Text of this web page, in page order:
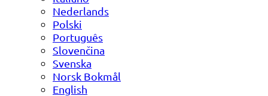
Nederlands
Polski
Português
Slovenčina
Svenska
Norsk Bokmål
English